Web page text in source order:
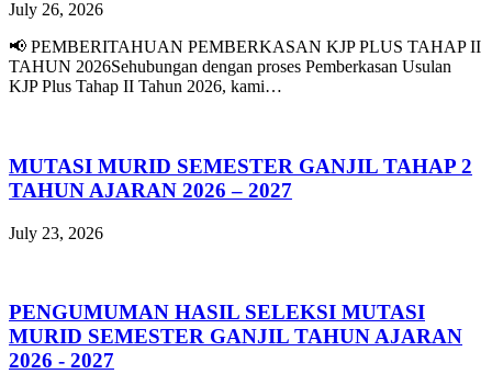
July 26, 2026
📢 PEMBERITAHUAN PEMBERKASAN KJP PLUS TAHAP II
TAHUN 2026Sehubungan dengan proses Pemberkasan Usulan
KJP Plus Tahap II Tahun 2026, kami…
MUTASI MURID SEMESTER GANJIL TAHAP 2
TAHUN AJARAN 2026 – 2027
July 23, 2026
PENGUMUMAN HASIL SELEKSI MUTASI
MURID SEMESTER GANJIL TAHUN AJARAN
2026 - 2027